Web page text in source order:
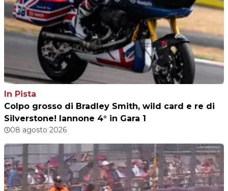
In Pista
Colpo grosso di Bradley Smith, wild card e re di
Silverstone! Iannone 4° in Gara 1
08 agosto 2026